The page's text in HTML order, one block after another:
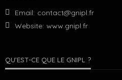
Email: contact@gnipl.fr
Website: www.gnipl.fr
QU’EST-CE QUE LE GNIPL ?